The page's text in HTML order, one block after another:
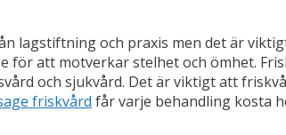
lagstiftning och praxis men det är
för att motverkar stelhet och ömhet.
och sjukvård. Det är viktigt att
friskvård får varje behandling kosta